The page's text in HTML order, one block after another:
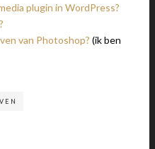
plugin in WordPress?
van Photoshop? (ik ben